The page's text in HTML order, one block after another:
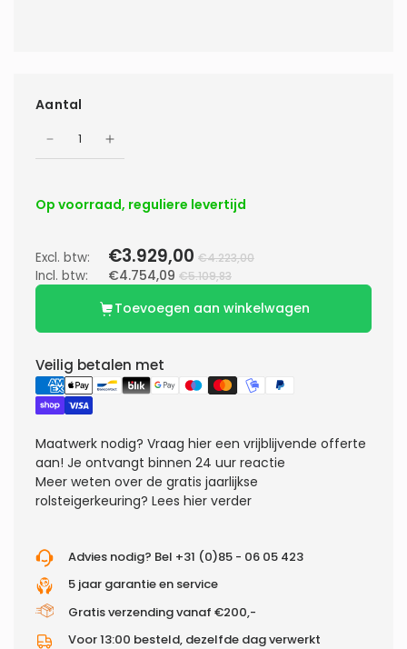
Aantal
Op voorraad, reguliere levertijd
Excl. btw: €3.929,00 €4.223,00
Incl. btw: €4.754,09 €5.109,83
Toevoegen aan winkelwagen
Veilig betalen met
Maatwerk nodig?Vraag hier een vrijblijvende offerte
aan! Je ontvangt binnen 24 uur reactie
Meer weten over de gratis jaarlijkse
rolsteigerkeuring?Lees hier verder
Advies nodig? Bel +31 (0)85 - 06 05 423
5 jaar garantie en service
Gratis verzending vanaf €200,-
Voor 13:00 besteld, dezelfde dag verwerkt